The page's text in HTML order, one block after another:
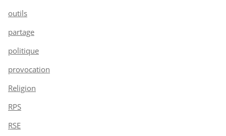
outils
partage
politique
provocation
Religion
RPS
RSE